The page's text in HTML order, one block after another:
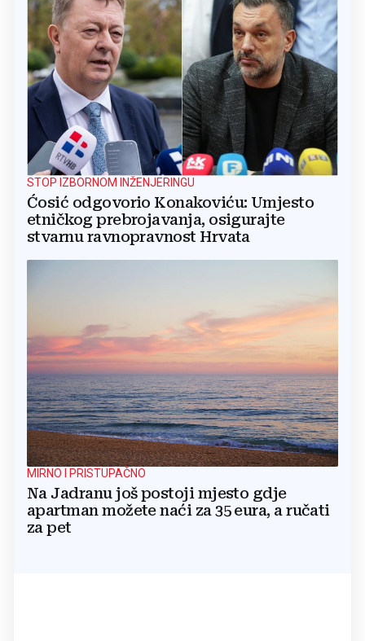
STOP IZBORNOM INŽENJERINGU
Ćosić odgovorio Konakoviću: Umjesto
etničkog prebrojavanja, osigurajte
stvarnu ravnopravnost Hrvata
MIRNO I PRISTUPAČNO
Na Jadranu još postoji mjesto gdje
apartman možete naći za 35 eura, a ručati
za pet